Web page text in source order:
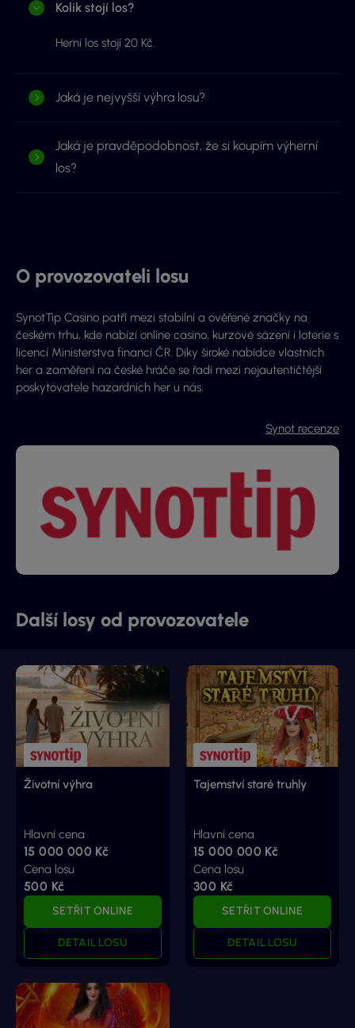
Kolik stojí los?
Herní los stojí 20 Kč.
Jaká je nejvyšší výhra losu?
Jaká je pravděpodobnost, že si koupím výherní
los?
O provozovateli losu
SynotTip Casino patří mezi stabilní a ověřené značky na
českém trhu, kde nabízí online casino, kurzové sázení i loterie s
licencí Ministerstva financí ČR. Díky široké nabídce vlastních
her a zaměření na české hráče se řadí mezi nejautentičtější
poskytovatele hazardních her u nás.
Synot recenze
Další losy od provozovatele
Životní výhra
Hlavní cena
15 000 000 Kč
Cena losu
500 Kč
SETŘIT ONLINE
DETAIL LOSU
Tajemství staré truhly
Hlavní cena
15 000 000 Kč
Cena losu
300 Kč
SETŘIT ONLINE
DETAIL LOSU